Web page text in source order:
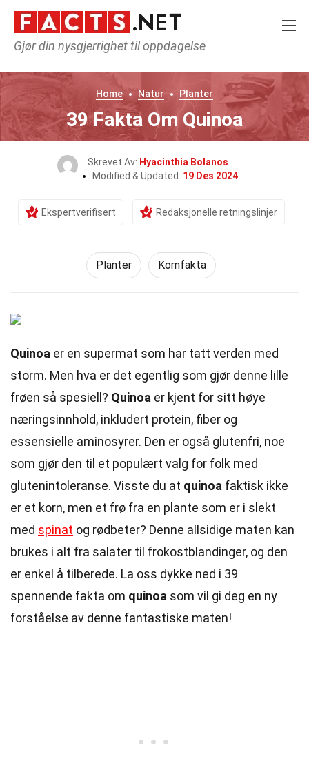
Gjør din nysgjerrighet til oppdagelse
Home Natur Planter
39 Fakta Om Quinoa
Skrevet Av: Hyacinthia Bolanos
Modified & Updated: 19 Des 2024
Ekspertverifisert Redaksjonelle retningslinjer
Planter Kornfakta
Quinoa er en supermat som har tatt verden med
storm. Men hva er det egentlig som gjør denne lille
frøen så spesiell? Quinoa er kjent for sitt høye
næringsinnhold, inkludert protein, fiber og
essensielle aminosyrer. Den er også glutenfri, noe
som gjør den til et populært valg for folk med
glutenintoleranse. Visste du at quinoa faktisk ikke
er et korn, men et frø fra en plante som er i slekt
med spinat og rødbeter? Denne allsidige maten kan
brukes i alt fra salater til frokostblandinger, og den
er enkel å tilberede. La oss dykke ned i 39
spennende fakta om quinoa som vil gi deg en ny
forståelse av denne fantastiske maten!